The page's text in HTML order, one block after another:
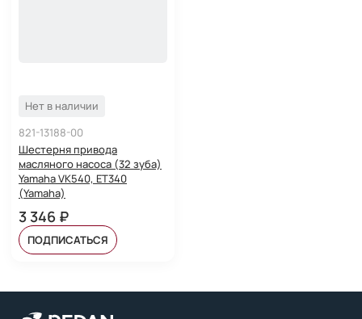
Нет в наличии
821-13188-00
Шестерня привода
масляного насоса (32 зуба)
Yamaha VK540, ET340
(Yamaha)
3 346 ₽
ПОДПИСАТЬСЯ